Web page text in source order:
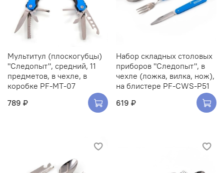
Мультитул (плоскогубцы)
"Следопыт", средний, 11
предметов, в чехле, в
коробке PF-MT-07
789 ₽
Набор складных столовых
приборов "Следопыт", в
чехле (ложка, вилка, нож),
на блистере PF-CWS-P51
619 ₽